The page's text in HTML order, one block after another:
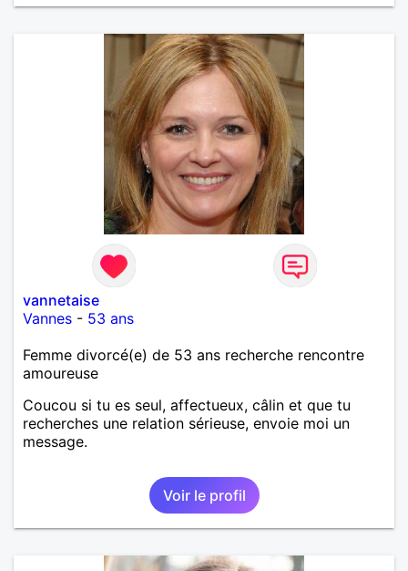
vannetaise
Vannes - 53 ans
Femme divorcé(e) de 53 ans recherche rencontre
amoureuse
Coucou si tu es seul, affectueux, câlin et que tu
recherches une relation sérieuse, envoie moi un
message.
Voir le profil